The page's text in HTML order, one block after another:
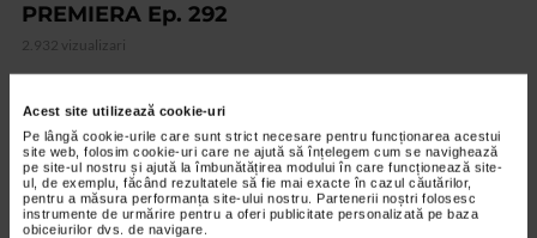
Acest site utilizează cookie-uri
Pe lângă cookie-urile care sunt strict necesare pentru funcționarea acestui
site web, folosim cookie-uri care ne ajută să înțelegem cum se navighează
pe site-ul nostru și ajută la îmbunătățirea modului în care funcționează site-
ul, de exemplu, făcând rezultatele să fie mai exacte în cazul căutărilor,
pentru a măsura performanța site-ului nostru. Partenerii noștri folosesc
instrumente de urmărire pentru a oferi publicitate personalizată pe baza
obiceiurilor dvs. de navigare.
PREMIERA Ep. 292
2.932 vizualizari
VIDEO